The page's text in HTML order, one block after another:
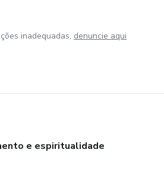
inadequadas, denuncie aqui
e espiritualidade